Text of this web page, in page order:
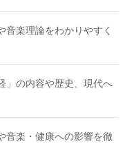
音楽理論をわかりやすく
」の内容や歴史、現代へ
音楽・健康への影響を徹